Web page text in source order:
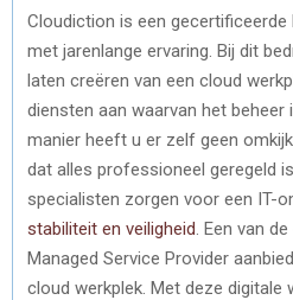
Cloudiction is een gecertificeerde
met jarenlange ervaring. Bij dit
laten creëren van een cloud
diensten aan waarvan het beheer
manier heeft u er zelf geen
dat alles professioneel geregeld
specialisten zorgen voor een IT-
stabiliteit en veiligheid . Een van
Managed Service Provider
cloud werkplek. Met deze digitale